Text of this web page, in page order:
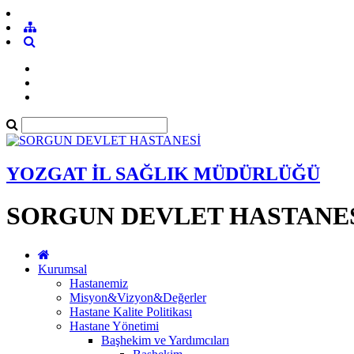
YOZGAT İL SAĞLIK MÜDÜRLÜĞÜ
SORGUN DEVLET
Kurumsal
Hastanemiz
Misyon&Vizyon&Değerler
Hastane Kalite Politikası
Hastane Yönetimi
Başhekim ve Yardımcıları